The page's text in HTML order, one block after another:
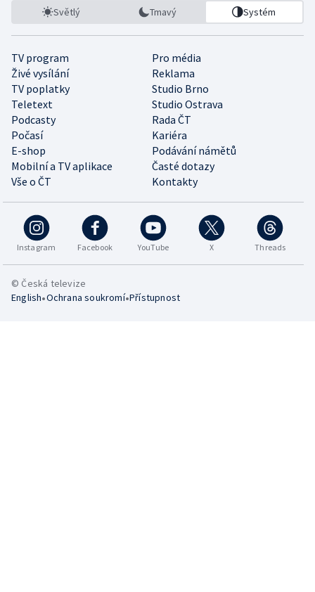
Světlý Tmavý Systém
TV program
Pro média
Živé vysílání
Reklama
TV poplatky
Studio Brno
Teletext
Studio Ostrava
Podcasty
Rada ČT
Počasí
Kariéra
E-shop
Podávání námětů
Mobilní a TV aplikace
Časté dotazy
Vše o ČT
Kontakty
Instagram Facebook YouTube X Threads
© Česká televize
English•Ochrana soukromí•Přístupnost